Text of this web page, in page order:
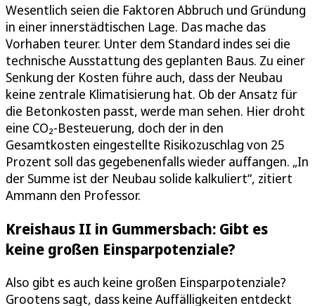
Wesentlich seien die Faktoren Abbruch und Gründung
in einer innerstädtischen Lage. Das mache das
Vorhaben teurer. Unter dem Standard indes sei die
technische Ausstattung des geplanten Baus. Zu einer
Senkung der Kosten führe auch, dass der Neubau
keine zentrale Klimatisierung hat. Ob der Ansatz für
die Betonkosten passt, werde man sehen. Hier droht
eine CO₂-Besteuerung, doch der in den
Gesamtkosten eingestellte Risikozuschlag von 25
Prozent soll das gegebenenfalls wieder auffangen. „In
der Summe ist der Neubau solide kalkuliert“, zitiert
Ammann den Professor.
Kreishaus II in Gummersbach: Gibt es
keine großen Einsparpotenziale?
Also gibt es auch keine großen Einsparpotenziale?
Grootens sagt, dass keine Auffälligkeiten entdeckt